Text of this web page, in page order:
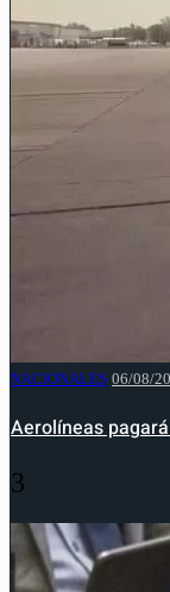
NACIONALES 06/08/
Aerolíneas
3